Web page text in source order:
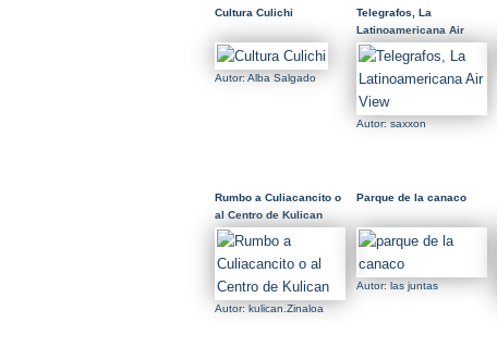
Cultura Culichi
Autor: Alba Salgado
Telegrafos, La
Latinoamericana Air
View
Autor: saxxon
Rumbo a Culiacancito o
al Centro de Kulican
Autor: kulican.Zinaloa
Parque de la canaco
Autor: las juntas